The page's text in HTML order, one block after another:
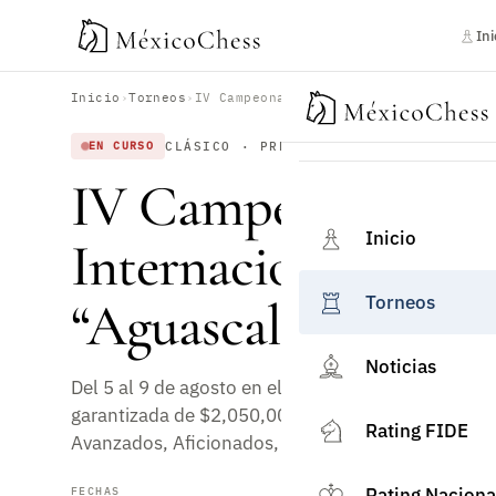
Inicio
Torneos
Noticias
Rating FIDE
Inicio ›Torneos ›
EN CURSO CLÁSICO · PRESENCIAL · RATING FIDE
IV Campeonato
Internacional de
“Aguascalientes
Del 5 al 9 de agosto en el Complejo Tres
garantizada de $2,050,000. Categorías
Avanzados, Aficionados, e Infantiles/Juveniles
FECHAS